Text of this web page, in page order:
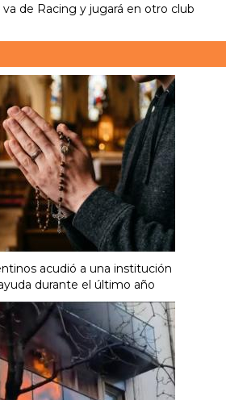
de Racing y jugará en otro club
acudió a una institución
durante el último año